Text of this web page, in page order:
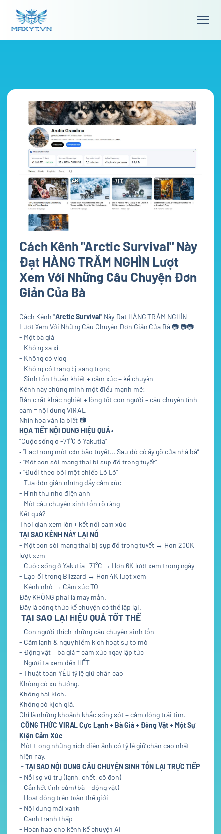
Cách Kênh "Arctic Survival" Này
Đạt HÀNG TRĂM NGHÌN Lượt
Xem Với Những Câu Chuyện Đơn
Giản Của Bà
Cách Kênh "Arctic Survival" Này Đạt HÀNG TRĂM NGHÌN
Lượt Xem Với Những Câu Chuyện Đơn Giản Của Bà 📷 📷📷
- Một bà già
- Không xa xỉ
- Không có vlog
- Không có trang bị sang trọng
- Sinh tồn thuần khiết + cảm xúc + kể chuyện
Kênh này chứng minh một điều mạnh mẽ:
Bản chất khắc nghiệt + lòng tốt con người + câu chuyện tình
cảm = nội dung VIRAL
Nhìn hoa văn là biết 📷
HỌA TIẾT NỘI DUNG HIỆU QUẢ •
"Cuộc sống ở -71°C ở Yakutia"
• “Lạc trong một cơn bão tuyết... Sau đó cô ấy gõ cửa nhà bà”
• “Một con sói mang thai bị sụp đổ trong tuyết”
• “Đuổi theo bởi một chiếc Lở Lở”
- Tựa đơn giản nhưng đầy cảm xúc
- Hình thu nhỏ điện ảnh
- Một câu chuyện sinh tồn rõ ràng
Kết quả?
Thời gian xem lớn + kết nối cảm xúc
TẠI SAO KÊNH NÀY LẠI NỔ
- Một con sói mang thai bị sụp đổ trong tuyết → Hơn 200K
lượt xem
- Cuộc sống ở Yakutia -71°C → Hơn 6K lượt xem trong ngày
- Lạc lối trong Blizzard → Hơn 4K lượt xem
- Kênh nhỏ → Cảm xúc TO
Đây KHÔNG phải là may mắn.
Đây là công thức kể chuyện có thể lặp lại.
TẠI SAO LẠI HIỆU QUẢ TỐT THẾ
- Con người thích những câu chuyện sinh tồn
- Cảm lạnh & nguy hiểm kích hoạt sự tò mò
- Động vật + bà già = cảm xúc ngay lập tức
- Người ta xem đến HẾT
- Thuật toán YÊU tỷ lệ giữ chân cao
Không có xu hướng.
Không hài kịch.
Không có kịch giả.
Chỉ là những khoảnh khắc sống sót + cảm động trái tim.
CÔNG THỨC VIRAL Cực Lạnh + Bà Già + Động Vật + Một Sự
Kiện Cảm Xúc
Một trong những ních điện ảnh có tỷ lệ giữ chân cao nhất
hiện nay.
- TẠI SAO NỘI DUNG CÂU CHUYỆN SINH TỒN LẠI TRỰC TIẾP
- Nỗi sợ vũ trụ (lạnh, chết, cô đơn)
- Gắn kết tình cảm (bà + động vật)
- Hoạt động trên toàn thế giới
- Nội dung mãi xanh
- Cạnh tranh thấp
- Hoàn hảo cho kênh kể chuyện AI